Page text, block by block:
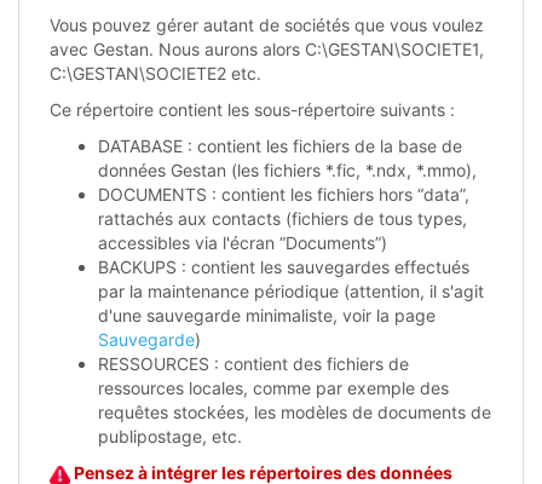
Vous pouvez gérer autant de sociétés que vous voulez
avec Gestan. Nous aurons alors C:\GESTAN\SOCIETE1,
C:\GESTAN\SOCIETE2 etc.
Ce répertoire contient les sous-répertoire suivants :
DATABASE : contient les fichiers de la base de
données Gestan (les fichiers *.fic, *.ndx, *.mmo),
DOCUMENTS : contient les fichiers hors “data”,
rattachés aux contacts (fichiers de tous types,
accessibles via l'écran “Documents”)
BACKUPS : contient les sauvegardes effectués
par la maintenance périodique (attention, il s'agit
d'une sauvegarde minimaliste, voir la page
Sauvegarde)
RESSOURCES : contient des fichiers de
ressources locales, comme par exemple des
requêtes stockées, les modèles de documents de
publipostage, etc.
Pensez à intégrer les répertoires des données